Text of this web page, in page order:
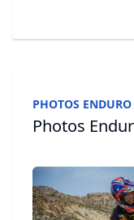
PHOTOS ENDURO
Photos